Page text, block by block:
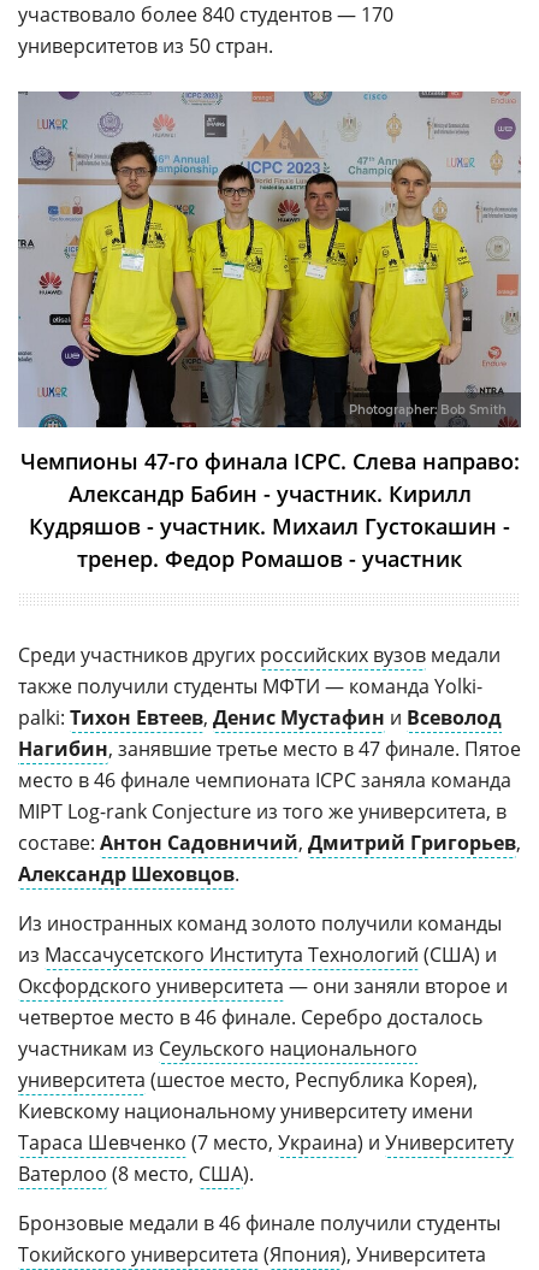
участвовало более 840 студентов — 170
университетов из 50 стран.
Photographer: Bob Smith
Чемпионы 47-го финала ICPC. Слева направо:
Александр Бабин - участник. Кирилл
Кудряшов - участник. Михаил Густокашин -
тренер. Федор Ромашов - участник
Среди участников других российских вузов медали
также получили студенты МФТИ — команда Yolki-
palki: Тихон Евтеев, Денис Мустафин и Всеволод
Нагибин, занявшие третье место в 47 финале. Пятое
место в 46 финале чемпионата ICPC заняла команда
MIPT Log-rank Conjecture из того же университета, в
составе: Антон Садовничий, Дмитрий Григорьев,
Александр Шеховцов.
Из иностранных команд золото получили команды
из Массачусетского Института Технологий (США) и
Оксфордского университета — они заняли второе и
четвертое место в 46 финале. Серебро досталось
участникам из Сеульского национального
университета (шестое место, Республика Корея),
Киевскому национальному университету имени
Тараса Шевченко (7 место, Украина) и Университету
Ватерлоо (8 место, США).
Бронзовые медали в 46 финале получили студенты
Токийского университета (Япония), Университета